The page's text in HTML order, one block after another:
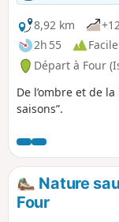
8,92 km
2h 55
Facile
Départ à Four
De l’ombre et de
saisons”.
Nature
Four